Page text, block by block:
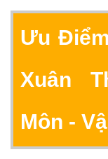
Ưu
Xuân
Môn -